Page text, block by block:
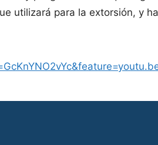
utilizará para la extorsión, y